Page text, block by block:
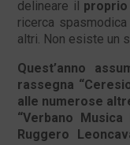
delineare il proprio
ricerca
altri. Non esiste un
Quest’anno
rassegna
alle numerose
“Verbano
Ruggero